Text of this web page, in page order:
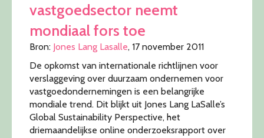
vastgoedsector neemt
mondiaal fors toe
Bron: Jones Lang Lasalle, 17 november 2011
De opkomst van internationale richtlijnen voor
verslaggeving over duurzaam ondernemen voor
vastgoedondernemingen is een belangrijke
mondiale trend. Dit blijkt uit Jones Lang LaSalle’s
Global Sustainability Perspective, het
driemaandelijkse online onderzoeksrapport over